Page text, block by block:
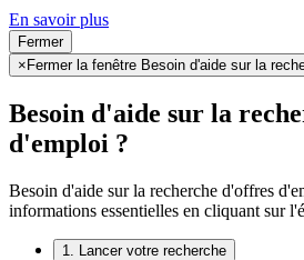
En savoir plus
Fermer
×Fermer la fenêtre Besoin d'aide sur la
Besoin d'aide sur la
d'emploi ?
Besoin d'aide sur la recherche d'offres
informations essentielles en cliquant sur
1. Lancer votre recherche